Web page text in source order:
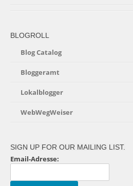
BLOGROLL
Blog Catalog
Bloggeramt
Lokalblogger
WebWegWeiser
SIGN UP FOR OUR MAILING LIST.
Email-Adresse: